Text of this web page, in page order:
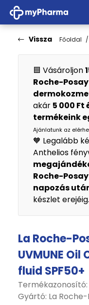
Vissza Főoldal
🟦 Vásároljon
Roche-Posay
akár 5 000
termékeink
Ajánlatunk az
🧡 Legalább
Anthelios
Roche-
napozás
készlet erejéig.
La Roche-
UVMUNE Oil
fluid SPF50+
Termékazonosító:
Gyártó: La